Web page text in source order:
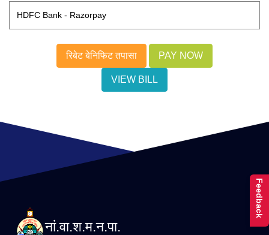
रिबेट बेनिफिट तपासा
VIEW BILL
नां.वा.श.म.न.पा.
Feedback